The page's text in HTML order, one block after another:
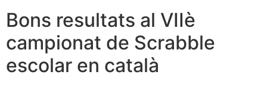
Bons resultats al VIIè
campionat de Scrabble
escolar en català